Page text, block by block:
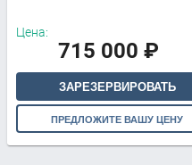
Цена:
715 000 ₽
ЗАРЕЗЕРВИРОВАТЬ
ПРЕДЛОЖИТЕ ВАШУ ЦЕНУ